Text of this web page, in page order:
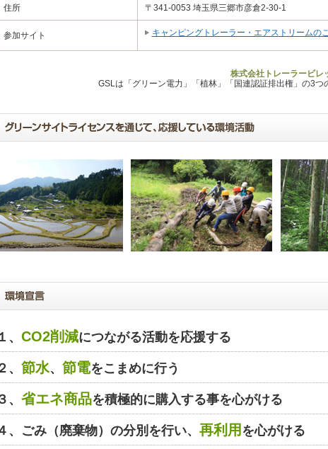
住所 〒341-0053 埼玉県三郷市彦倉2-30-1
参加サイト キャンピングトレーラー・エアストリームの
株式会社トレーラービレ
GSLは「グリーン電力」「植林」「国連認証排出権」の3つ
、 CO2削減につながる活動を応援する
、 節水、 節電をこまめに行う
、 省エネ商品を積極的に購入する事を心がける
、ごみ（廃棄物）の分別を行い、 再利用 を心がける